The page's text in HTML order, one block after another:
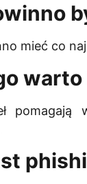
mieć co